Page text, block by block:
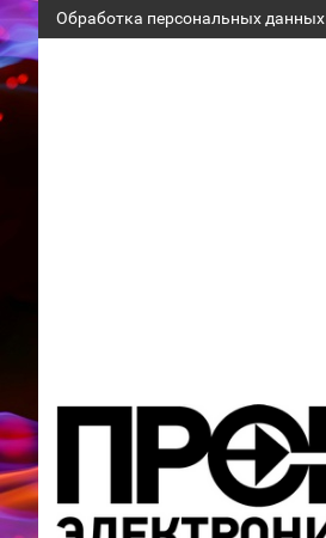
Обработка персональных данных